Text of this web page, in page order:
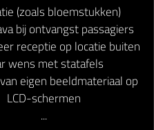
(zoals bloemstukken)
bij ontvangst passagiers
receptie op locatie buiten
wens met statafels
eigen beeldmateriaal op
LCD-schermen
...